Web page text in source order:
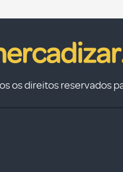
os direitos reservados